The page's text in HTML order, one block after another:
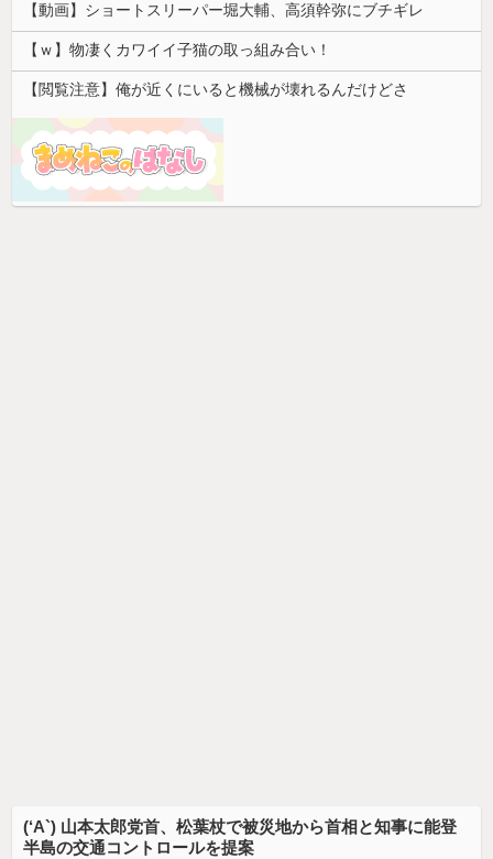
【動画】ショートスリーパー堀大輔、高須幹弥にブチギレ
【ｗ】物凄くカワイイ子猫の取っ組み合い！
【閲覧注意】俺が近くにいると機械が壊れるんだけどさ
(‘A`) 山本太郎党首、松葉杖で被災地から首相と知事に能登
半島の交通コントロールを提案